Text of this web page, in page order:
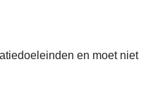
en moet niet